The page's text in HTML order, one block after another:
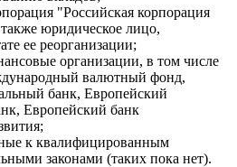
"Российская корпорация
юридическое лицо,
ее реорганизации;
организации, в том числе
валютный фонд,
банк, Европейский
Европейский банк
к квалифицированным
законами (таких пока нет).